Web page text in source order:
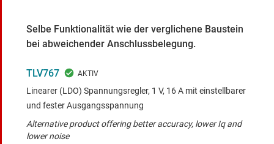
Selbe Funktionalität wie der verglichene Baustein
bei abweichender Anschlussbelegung.
TLV767
Linearer (LDO) Spannungsregler, 1 V, 16 A mit einstellbarer
und fester Ausgangsspannung
Alternative product offering better accuracy, lower Iq and
lower noise